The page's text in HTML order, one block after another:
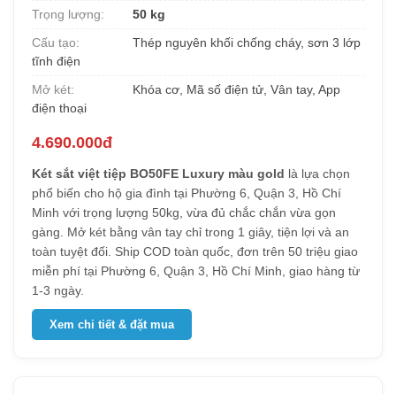
Trọng lượng:
50 kg
Cấu tạo:
Thép nguyên khối chống cháy, sơn 3 lớp
tĩnh điện
Mở két:
Khóa cơ, Mã số điện tử, Vân tay, App
điện thoại
4.690.000đ
Két sắt việt tiệp BO50FE Luxury màu gold là lựa chọn
phổ biến cho hộ gia đình tại Phường 6, Quận 3, Hồ Chí
Minh với trọng lượng 50kg, vừa đủ chắc chắn vừa gọn
gàng. Mở két bằng vân tay chỉ trong 1 giây, tiện lợi và an
toàn tuyệt đối. Ship COD toàn quốc, đơn trên 50 triệu giao
miễn phí tại Phường 6, Quận 3, Hồ Chí Minh, giao hàng từ
1-3 ngày.
Xem chi tiết & đặt mua